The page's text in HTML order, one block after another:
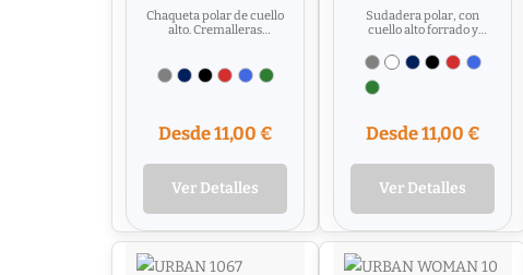
Chaqueta polar de cuello
alto. Cremalleras
Desde 11,00 €
Ver Detalles
Sudadera polar, con
cuello alto forrado y
a tono. Cremallera
inyectada...
Desde 11,00 €
Ver Detalles